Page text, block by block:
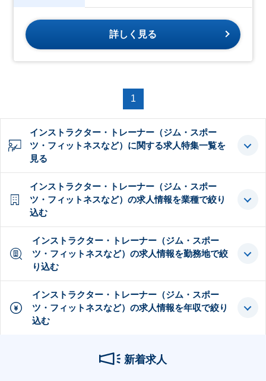
詳しく見る
1
インストラクター・トレーナー（ジム・スポー
ツ・フィットネスなど）に関する求人特集一覧を
見る
インストラクター・トレーナー（ジム・スポー
ツ・フィットネスなど）の求人情報を業種で絞り
込む
インストラクター・トレーナー（ジム・スポー
ツ・フィットネスなど）の求人情報を勤務地で絞
り込む
インストラクター・トレーナー（ジム・スポー
ツ・フィットネスなど）の求人情報を年収で絞り
込む
新着求人